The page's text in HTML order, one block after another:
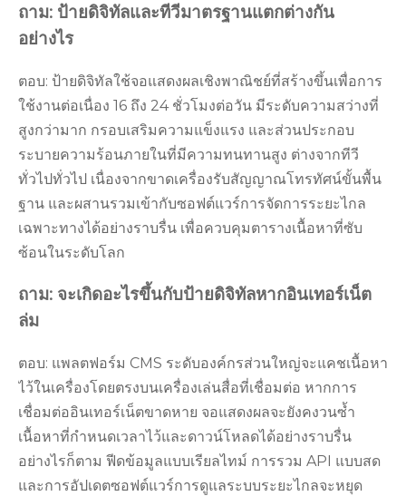
ถาม: ป้ายดิจิทัลและทีวีมาตรฐานแตกต่างกัน
อย่างไร
ตอบ: ป้ายดิจิทัลใช้จอแสดงผลเชิงพาณิชย์ที่สร้างขึ้นเพื่อการ
ใช้งานต่อเนื่อง 16 ถึง 24 ชั่วโมงต่อวัน มีระดับความสว่างที่
สูงกว่ามาก กรอบเสริมความแข็งแรง และส่วนประกอบ
ระบายความร้อนภายในที่มีความทนทานสูง ต่างจากทีวี
ทั่วไปทั่วไป เนื่องจากขาดเครื่องรับสัญญาณโทรทัศน์ขั้นพื้น
ฐาน และผสานรวมเข้ากับซอฟต์แวร์การจัดการระยะไกล
เฉพาะทางได้อย่างราบรื่น เพื่อควบคุมตารางเนื้อหาที่ซับ
ซ้อนในระดับโลก
ถาม: จะเกิดอะไรขึ้นกับป้ายดิจิทัลหากอินเทอร์เน็ต
ล่ม
ตอบ: แพลตฟอร์ม CMS ระดับองค์กรส่วนใหญ่จะแคชเนื้อหา
ไว้ในเครื่องโดยตรงบนเครื่องเล่นสื่อที่เชื่อมต่อ หากการ
เชื่อมต่ออินเทอร์เน็ตขาดหาย จอแสดงผลจะยังคงวนซ้ำ
เนื้อหาที่กำหนดเวลาไว้และดาวน์โหลดได้อย่างราบรื่น
อย่างไรก็ตาม ฟีดข้อมูลแบบเรียลไทม์ การรวม API แบบสด
และการอัปเดตซอฟต์แวร์การดูแลระบบระยะไกลจะหยุด